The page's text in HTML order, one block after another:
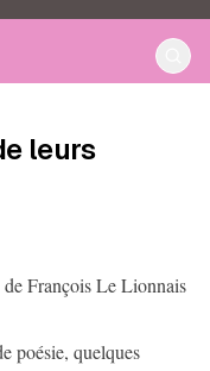
leurs
de François Le Lionnais
poésie, quelques